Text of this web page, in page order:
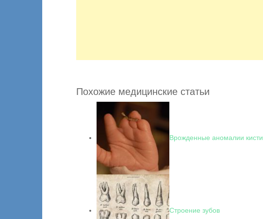
Похожие медицинские статьи
Врожденные аномалии кисти
Строение зубов